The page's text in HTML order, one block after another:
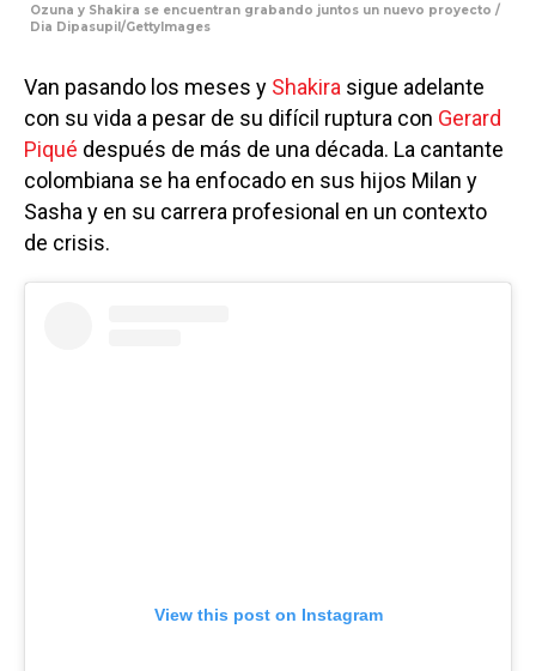
Ozuna y Shakira se encuentran grabando juntos un nuevo proyecto /
Dia Dipasupil/GettyImages
Van pasando los meses y Shakira sigue adelante
con su vida a pesar de su difícil ruptura con Gerard
Piqué después de más de una década. La cantante
colombiana se ha enfocado en sus hijos Milan y
Sasha y en su carrera profesional en un contexto
de crisis.
View this post on Instagram